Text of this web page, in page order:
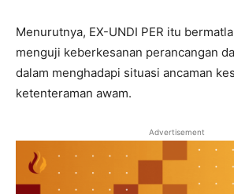
Menurutnya, EX-UNDI PER itu
menguji keberkesanan perancangan
dalam menghadapi situasi ancaman
ketenteraman awam.
Advertisement